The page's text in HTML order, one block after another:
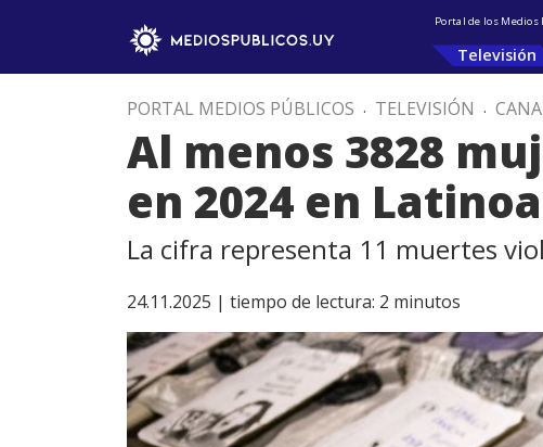
Portal de los
Televisión
PORTAL MEDIOS PÚBLICOS . TELEVISIÓN .
Al menos 3828
en 2024 en
La cifra representa 11 muertes
24.11.2025 | tiempo de lectura: 2 minutos